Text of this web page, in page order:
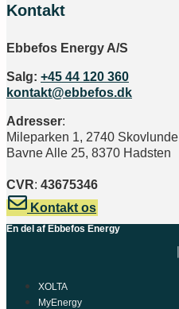
Kontakt
Ebbefos Energy A/S
Salg: +45 44 120 360
kontakt@ebbefos.dk
Adresser:
Mileparken 1, 2740 Skovlunde
Bavne Alle 25, 8370 Hadsten
CVR: 43675346
Kontakt os
En del af Ebbefos Energy
XOLTA
MyEnergy